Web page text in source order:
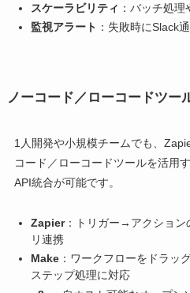
スケーラビリティ ：バッチ処
監視アラート ：失敗時にSlack
ノーコード／ローコードツー
1人開発や小規模チームでも、
コード／ローコードツールを活用
API統合が可能です。
Zapier：トリガー→アクション
リ連携
Make：ワークフローをドラッ
ステップ処理に対応